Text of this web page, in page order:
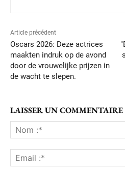
Article précédent
Oscars 2026: Deze actrices
maakten indruk op de avond
door de vrouwelijke prijzen in
de wacht te slepen.
LAISSER UN COMMENTAIRE